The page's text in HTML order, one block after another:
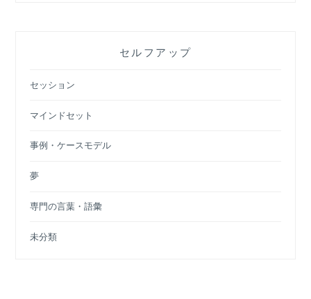
セルフアップ
セッション
マインドセット
事例・ケースモデル
夢
専門の言葉・語彙
未分類